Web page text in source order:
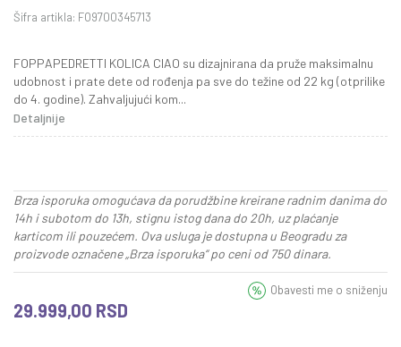
Šifra artikla: FO9700345713
FOPPAPEDRETTI KOLICA CIAO su dizajnirana da pruže maksimalnu
udobnost i prate dete od rođenja pa sve do težine od 22 kg (otprilike
do 4. godine). Zahvaljujući kom...
Detaljnije
Brza isporuka omogućava da porudžbine kreirane radnim danima do
14h i subotom do 13h, stignu istog dana do 20h, uz plaćanje
karticom ili pouzećem. Ova usluga je dostupna u Beogradu za
proizvode označene „Brza isporuka“ po ceni od 750 dinara.
29.999,00 RSD
Obavesti me o sniženju